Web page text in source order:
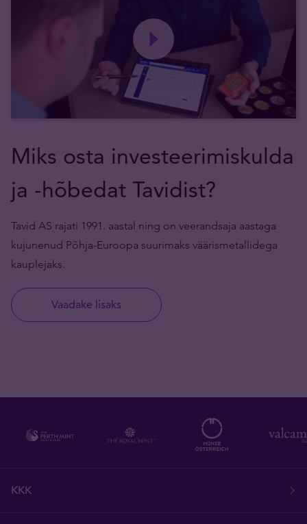
Miks osta investeerimiskulda
ja -hõbedat Tavidist?
Tavid AS rajati 1991. aastal ning on veerandsaja aastaga
kujunenud Põhja-Euroopa suurimaks väärismetallidega
kauplejaks.
Vaadake lisaks
KKK